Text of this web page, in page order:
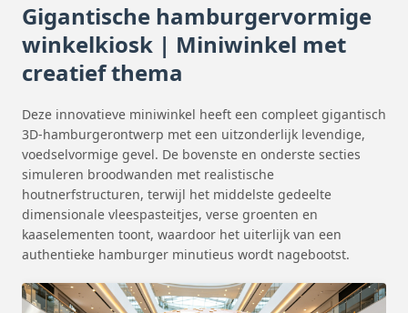
Gigantische hamburgervormige
winkelkiosk | Miniwinkel met
creatief thema
Deze innovatieve miniwinkel heeft een compleet gigantisch
3D-hamburgerontwerp met een uitzonderlijk levendige,
voedselvormige gevel. De bovenste en onderste secties
simuleren broodwanden met realistische
houtnerfstructuren, terwijl het middelste gedeelte
dimensionale vleespasteitjes, verse groenten en
kaaselementen toont, waardoor het uiterlijk van een
authentieke hamburger minutieus wordt nagebootst.